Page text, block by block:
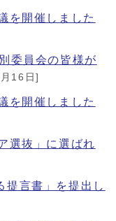
を開催しました
委員会の皆様が
16日]
を開催しました
選抜」に選ばれ
提言書」を提出し